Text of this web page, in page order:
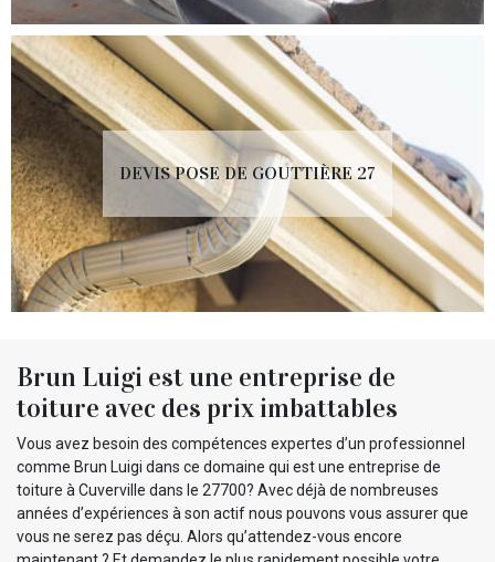
DEVIS POSE DE GOUTTIÈRE 27
Brun Luigi est une entreprise de
toiture avec des prix imbattables
Vous avez besoin des compétences expertes d’un professionnel
comme Brun Luigi dans ce domaine qui est une entreprise de
toiture à Cuverville dans le 27700? Avec déjà de nombreuses
années d’expériences à son actif nous pouvons vous assurer que
vous ne serez pas déçu. Alors qu’attendez-vous encore